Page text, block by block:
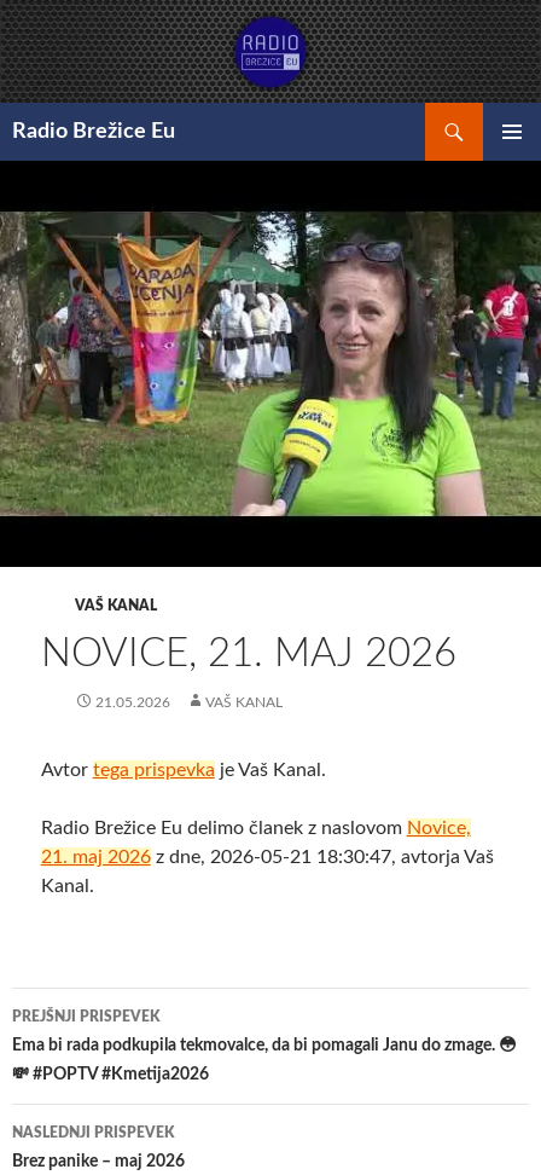
Preskoči
na
vsebino
Radio Brežice Eu
VAŠ KANAL
NOVICE, 21. MAJ 2026
21.05.2026 VAŠ KANAL
Avtor tega prispevka je Vaš Kanal.
Radio Brežice Eu delimo članek z naslovom Novice,
21. maj 2026z dne, 2026-05-21 18:30:47, avtorja Vaš
Kanal.
Krmarjenje
po
prispevkih
PREJŠNJI PRISPEVEK
Ema bi rada podkupila tekmovalce, da bi pomagali Janu do zmage. 😳
💸 #POPTV #Kmetija2026
NASLEDNJI PRISPEVEK
Brez panike – maj 2026